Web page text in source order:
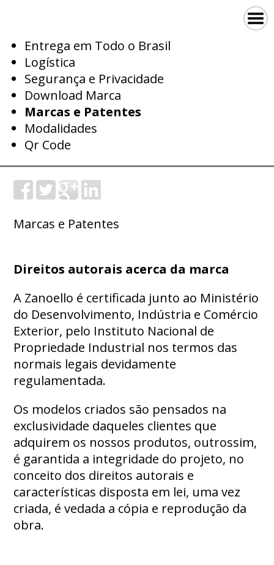
Entrega em Todo o Brasil
Logística
Segurança e Privacidade
Download Marca
Marcas e Patentes
Modalidades
Qr Code
Marcas e Patentes
Direitos autorais acerca da marca
A Zanoello é certificada junto ao Ministério
do Desenvolvimento, Indústria e Comércio
Exterior, pelo Instituto Nacional de
Propriedade Industrial nos termos das
normais legais devidamente
regulamentada.
Os modelos criados são pensados na
exclusividade daqueles clientes que
adquirem os nossos produtos, outrossim,
é garantida a integridade do projeto, no
conceito dos direitos autorais e
características disposta em lei, uma vez
criada, é vedada a cópia e reprodução da
obra.